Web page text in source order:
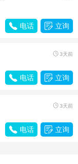
 电话  立询
 3天前
 电话  立询
 3天前
 电话  立询